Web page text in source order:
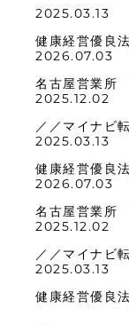
2025.03.13
健康経営優良
2026.07.03
名古屋営業所
2025.12.02
／／マイナビ
2025.03.13
健康経営優良
2026.07.03
名古屋営業所
2025.12.02
／／マイナビ
2025.03.13
健康経営優良